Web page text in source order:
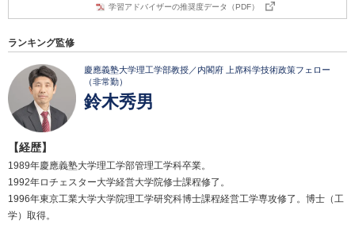
学習アドバイザーの推奨度データ（PDF）
ランキング監修
慶應義塾大学理工学部教授／内閣府 上席科学技術政策フェロー
（非常勤）
鈴木秀男
【経歴】
1989年慶應義塾大学理工学部管理工学科卒業。
1992年ロチェスター大学経営大学院修士課程修了。
1996年東京工業大学大学院理工学研究科博士課程経営工学専攻修了。博士（工
学）取得。